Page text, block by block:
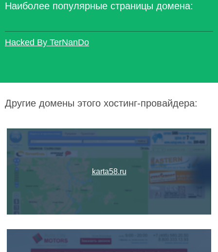
Наиболее популярные страницы домена:
Hacked By TerNanDo
Другие домены этого хостинг-провайдера:
karta58.ru